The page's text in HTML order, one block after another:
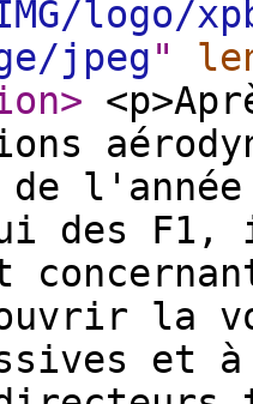
logo/
jpeg"
>
de
des F1,
la
et